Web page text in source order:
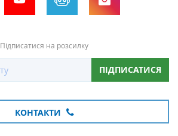
Підписатися на розсилку
ПІДПИСАТИСЯ
КОНТАКТИ